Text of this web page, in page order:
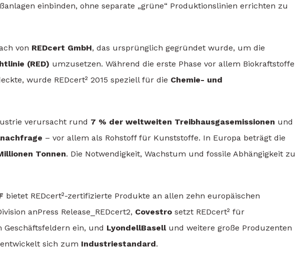
einbinden, ohne separate „grüne“ Produktionslinien errichten zu
von REDcert GmbH, das ursprünglich gegründet wurde, um die
(RED) umzusetzen. Während die erste Phase vor allem Biokraftstoffe
wurde REDcert² 2015 speziell für die Chemie- und
verursacht rund 7 % der weltweiten Treibhausgasemissionen und
– vor allem als Rohstoff für Kunststoffe. In Europa beträgt die
Tonnen. Die Notwendigkeit, Wachstum und fossile Abhängigkeit zu
bietet REDcert²-zertifizierte Produkte an allen zehn europäischen
anPress Release_REDcert2, Covestro setzt REDcert² für
ein, und LyondellBasellund weitere große Produzenten
sich zum Industriestandard.